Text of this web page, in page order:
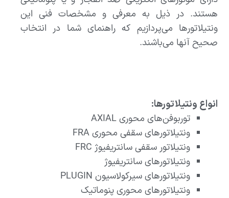
هستند. در ذیل به معرفی و مشخصات فنی این
ونتیلاتورها می‌پردازیم که راهنمای شما در انتخاب
صحیح آنها می‌باشند.
انواع ونتیلاتورها:
توربوفن‌های محوری AXIAL
ونتیلاتورهای سقفی محوری FRA
ونتیلاتور سقفی سانتریفیوژ FRC
ونتیلاتورهای سانتریفیوژ
ونتیلاتورهای سیرکولاسیون PLUGIN
ونتیلاتورهای محوری پنوماتیک